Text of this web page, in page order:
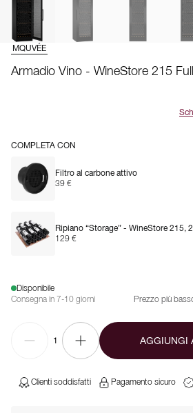
MQUVÉE
Armadio Vino - WineStore 215
COMPLETA CON
Filtro al carbone attivo
39 €
Ripiano “Storage” - WineStore 215,
129 €
Disponibile
Consegna in 7-10 giorni
Prezzo più
1 AGGIUNGI
Clienti soddisfatti Pagamento sicuro